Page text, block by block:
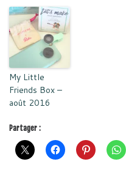
My Little
Friends Box –
août 2016
Partager :